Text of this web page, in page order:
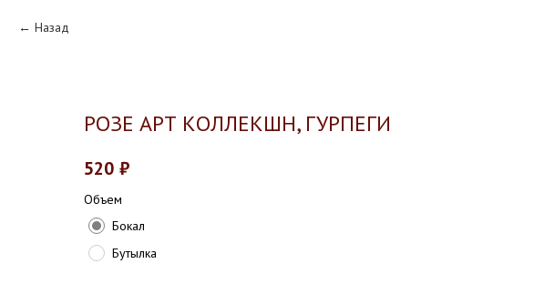
Назад
РОЗЕ АРТ КОЛЛЕКШН, ГУРПЕГИ
520 ₽
Объем
Бокал
Бутылка